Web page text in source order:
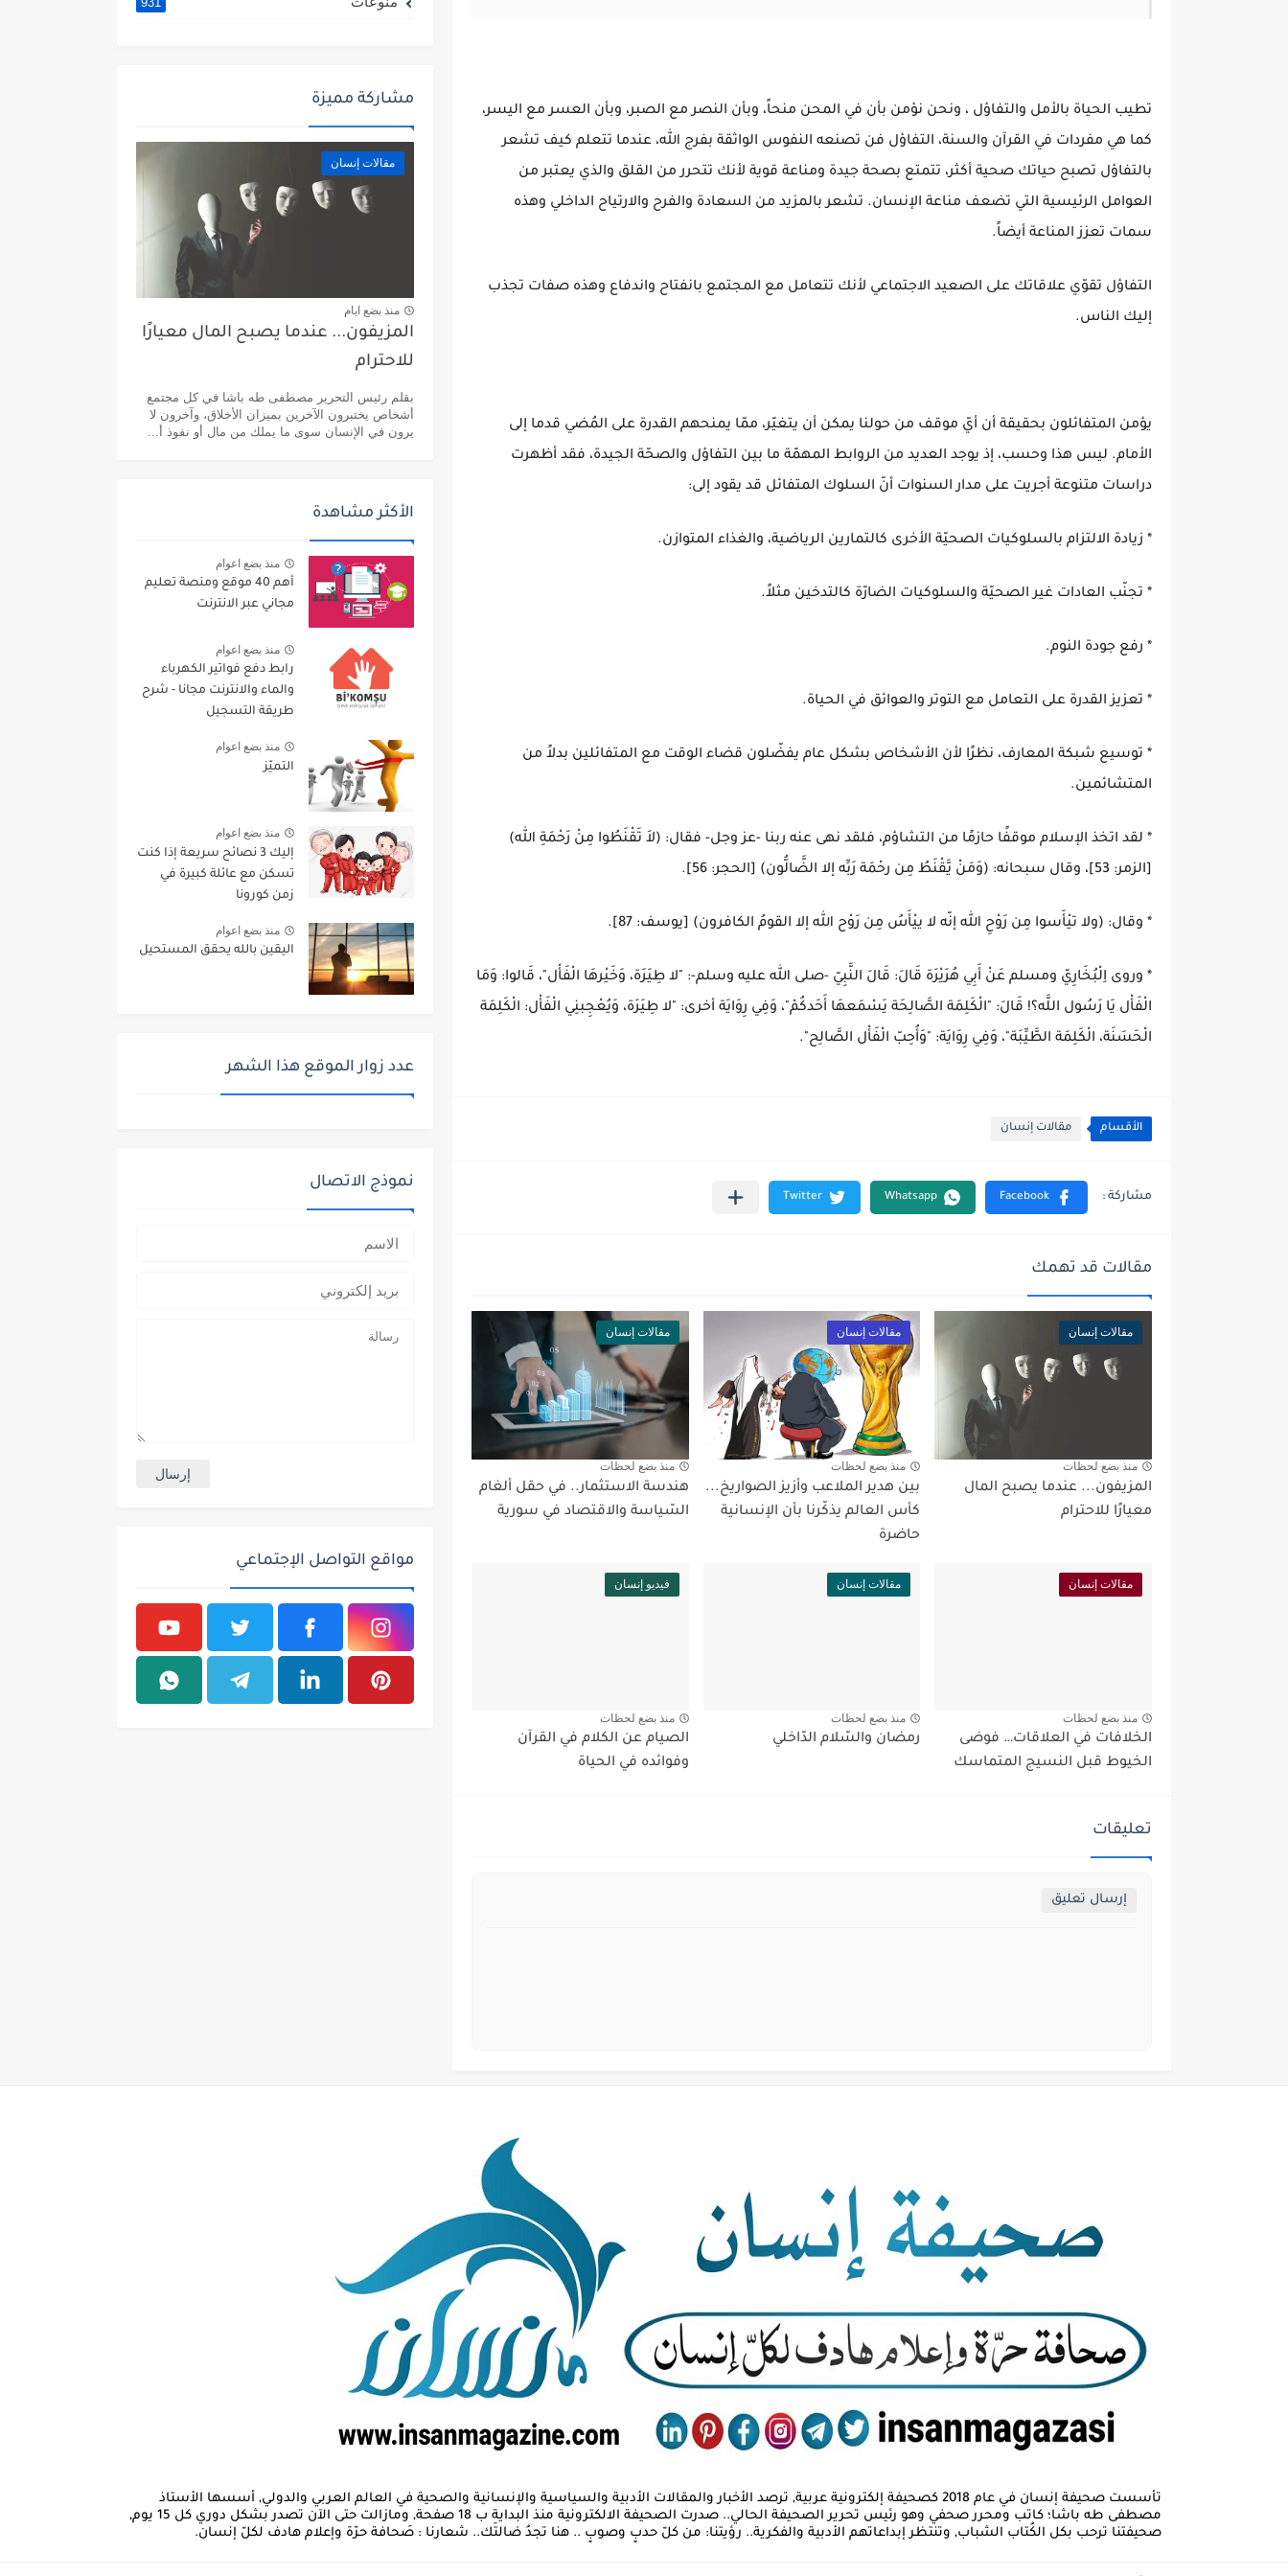
تطيب الحياة بالأمل والتفاؤل ، ونحن نؤمن بأن في المحن منحاً، وبأن النصر مع الصبر، وبأن العسر مع اليسر،
كما هي مفردات في القرآن والسنة، التفاؤل فن تصنعه النفوس الواثقة بفرج الله، عندما تتعلم كيف تشعر
بالتفاؤل تصبح حياتك صحية أكثر، تتمتع بصحة جيدة ومناعة قوية لأنك تتحرر من القلق والذي يعتبر من
العوامل الرئيسية التي تضعف مناعة الإنسان. تشعر بالمزيد من السعادة والفرح والارتياح الداخلي وهذه
سمات تعزز المناعة أيضاً.
التفاؤل تقوّي علاقاتك على الصعيد الاجتماعي لأنك تتعامل مع المجتمع بانفتاح واندفاع وهذه صفات تجذب
إليك الناس.
يؤمن المتفائلون بحقيقة أن أيّ موقف من حولنا يمكن أن يتغيّر، ممّا يمنحهم القدرة على المُضي قدما إلى
الأمام. ليس هذا وحسب، إذ يوجد العديد من الروابط المهمّة ما بين التفاؤل والصحّة الجيدة، فقد أظهرت
دراسات متنوعة أجريت على مدار السنوات أنّ السلوك المتفائل قد يقود إلى:
* زيادة الالتزام بالسلوكيات الصحيّة الأخرى كالتمارين الرياضية، والغذاء المتوازن.
* تجنّب العادات غير الصحيّة والسلوكيات الضارّة كالتدخين مثلاً.
* رفع جودة النوم.
* تعزيز القدرة على التعامل مع التوتر والعوائق في الحياة.
* توسيع شبكة المعارف، نظرًا لأن الأشخاص بشكل عام يفضّلون قضاء الوقت مع المتفائلين بدلاً من
المتشائمين.
* لقد اتخذ الإسلام موقفًا حازمًا من التشاؤم، فلقد نهى عنه ربنا -عز وجل- فقال: (لاَ تَقْنَطُوا مِنْ رَحْمَةِ الله)
[الزمر: 53]، وقال سبحانه: (وَمَنْ يَّقْنَطُ مِن رحْمَة رَبِّه إلا الضَّالُّون) [الحجر: 56].
* وقال: (ولا تيْأَسوا مِن رَوْحِ الله إنّه لا ييْأَسُ مِن رَوْح الله إلا القومُ الكافرون) [يوسف: 87].
* وروى اِلْبُخَارِيّ ومسلم عَنْ أَبِي هُرَيْرَة قَالَ: قَالَ النَّبِيّ -صلى الله عليه وسلم-: "لا طِيَرَة، وَخَيْرهَا الْفَأْل"، قَالوا: وَمَا
الْفَأْل يَا رَسُول اللَّه؟! قَالَ: "الْكَلِمَة الصَّالِحَة يَسْمَعهَا أَحَدكُمْ"، وَفِي رِوَايَة أخرى: "لا طِيَرَة، وَيُعْجِبنِي الْفَأْل: الْكَلِمَة
الْحَسَنَة، الْكَلِمَة الطَّيِّبَة"، وَفِي رِوَايَة: "وَأُحِبّ الْفَأْل الصَّالِح".
الأقسام مقالات إنسان
مقالات قد تهمك
مقالات إنسان
منذ بضع لحظات
المزيفون... عندما يصبح المال
معيارًا للاحترام
مقالات إنسان
منذ بضع لحظات
بين هدير الملاعب وأزيز الصواريخ...
كأس العالم يذكّرنا بأن الإنسانية
حاضرة
مقالات إنسان
منذ بضع لحظات
هندسة الاستثمار.. في حقل ألغام
السّياسة والاقتصاد في سورية
مقالات إنسان
منذ بضع لحظات
الخلافات في العلاقات… فوضى
الخيوط قبل النسيج المتماسك
مقالات إنسان
منذ بضع لحظات
رمضان والسّلام الدّاخلي
فيديو إنسان
منذ بضع لحظات
الصيام عن الكلام في القرآن
وفوائده في الحياة
تعليقات
إرسال تعليق
مشاركة مميزة
مقالات إنسان
منذ بضع ايام
المزيفون... عندما يصبح المال معيارًا
للاحترام
بقلم رئيس التحرير مصطفى طه باشا في كل مجتمع
أشخاص يختبرون الآخرين بميزان الأخلاق، وآخرون لا
يرون في الإنسان سوى ما يملك من مال أو نفوذ أ...
الأكثر مشاهدة
منذ بضع اعوام
أهم 40 موقع ومنصة تعليم
مجاني عبر الانترنت
منذ بضع اعوام
رابط دفع فواتير الكهرباء
والماء والانترنت مجانا - شرح
طريقة التسجيل
منذ بضع اعوام
التميّز
منذ بضع اعوام
إليك 3 نصائح سريعة إذا كنت
تسكن مع عائلة كبيرة في
زمن كورونا
منذ بضع اعوام
اليقين بالله يحقق المستحيل
عدد زوار الموقع هذا الشهر
نموذج الاتصال
مواقع التواصل الإجتماعي
تأسست صحيفة إنسان في عام 2018 كصحيفة إلكترونية عربية, ترصد الأخبار والمقالات الأدبية والسياسية والإنسانية والصحية في العالم العربي والدولي, أسسها الأستاذ
مصطفى طه باشا؛ كاتب ومحرر صحفي وهو رئيس تحرير الصحيفة الحالي.. صدرت الصحيفة الالكترونية منذ البداية ب 18 صفحة, ومازالت حتى الآن تصدر بشكل دوري كل 15 يوم,
صحيفتنا ترحب بكل الكُتاب الشباب, وتنتظر إبداعاتهم الأدبية والفكرية.. رؤيتنا: من كلّ حدبٍ وصوبٍ .. هنا تجدُ ضالتَك.. شعارنا : صَحافة حرّة وإعلام هادف لكلّ إنسان.